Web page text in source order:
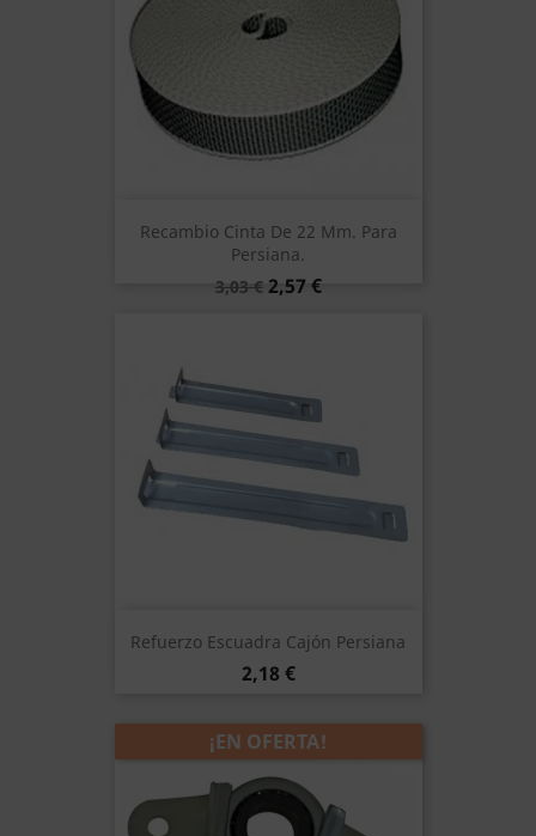
Recambio Cinta De 22 Mm. Para
Persiana.
Precio
3,03 € Precio
2,57 €
Refuerzo Escuadra Cajón Persiana
Precio
2,18 €
¡EN OFERTA!